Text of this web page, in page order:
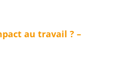
au travail ? –